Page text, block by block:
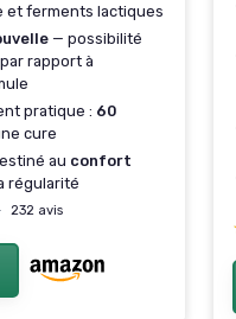
et ferments lactiques
— possibilité
rapport à
pratique : 60
cure
au confort
régularité
232 avis